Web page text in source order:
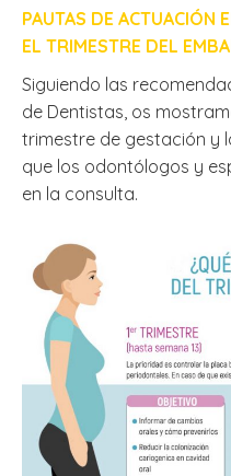
PAUTAS DE ACTUACIÓN
EL TRIMESTRE DEL
Siguiendo las
de Dentistas, os
trimestre de gestación y
que los odontólogos y
en la consulta.